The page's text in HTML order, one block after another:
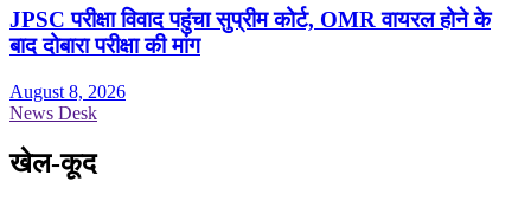
JPSC परीक्षा विवाद पहुंचा सुप्रीम कोर्ट, OMR वायरल होने के
बाद दोबारा परीक्षा की मांग
August 8, 2026
News Desk
खेल-कूद